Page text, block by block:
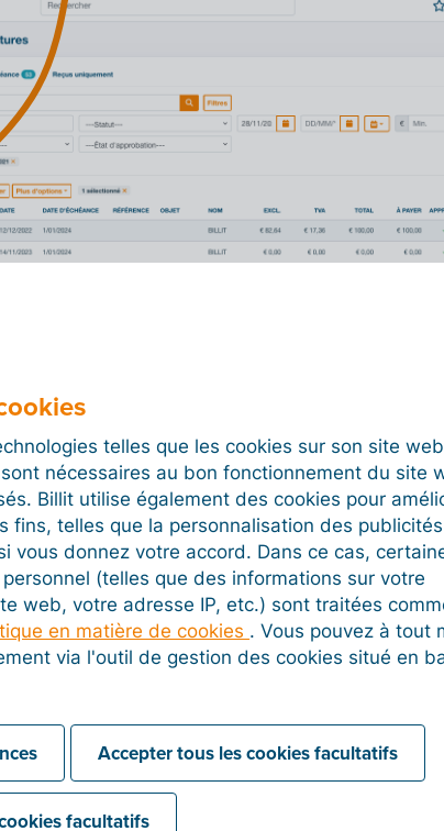
vérifier les données. Sélectionnez votre
et cliquez sur « Transférer le fichier de
comptes ? N’oubliez pas de sélectionner le
de paiement.
votre facture n’a pas encore été payée à ce
transactions, le statut de paiement de la
a été exécuté et le contrôle automatique
lien entre la transaction de paiement et la
telles que les cookies sur son site
nécessaires au bon fonctionnement du site
Billit utilise également des cookies pour
fins, telles que la personnalisation des
vous donnez votre accord. Dans ce cas,
(telles que des informations sur votre
web, votre adresse IP, etc.) sont traitées
en matière de cookies . Vous pouvez à tout
via l'outil de gestion des cookies situé en
Accepter tous les cookies facultatifs
facultatifs